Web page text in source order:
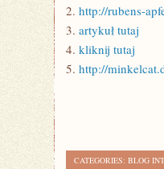
2. http://rubens-
3. artykuł tutaj
4. kliknij tutaj
5. http://
CATEGORIES: BLOG